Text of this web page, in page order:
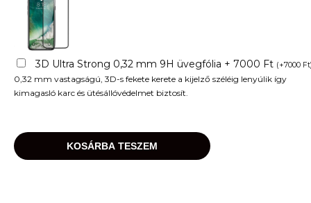
3D Ultra Strong 0,32 mm 9H üvegfólia + 7000 Ft (+7000 Ft
0,32 mm vastagságú, 3D-s fekete kerete a kijelző széléig lenyúlik így
kimagasló karc és ütésállóvédelmet biztosít.
KOSÁRBA TESZEM